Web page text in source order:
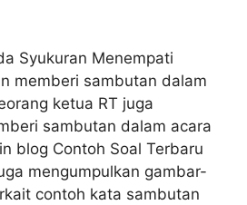
Syukuran Menempati
memberi sambutan dalam
ketua RT juga
sambutan dalam acara
blog Contoh Soal Terbaru
mengumpulkan gambar-
contoh kata sambutan